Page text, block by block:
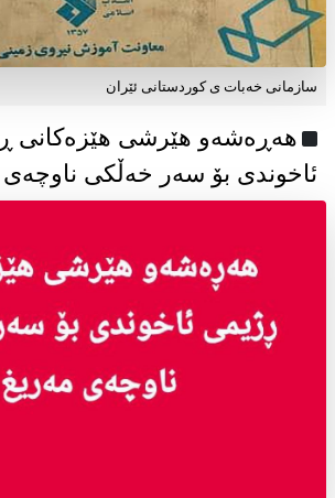
سازمانی خەبات ی كوردستانی ئێران
هەڕەشەو هێرشی هێزەکانی
ئاخوندی بۆ سەر خەڵکی ناوچەی